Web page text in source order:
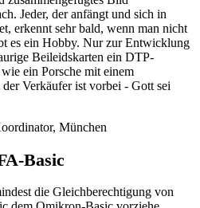
Jeder, der anfängt und sich in
erkennt sehr bald, wenn man nicht
es ein Hobby. Nur zur Entwicklung
Beileidskarten ein DTP-
ein Porsche mit einem
Verkäufer ist vorbei - Gott sei
München
Basic
die Gleichberechtigung von